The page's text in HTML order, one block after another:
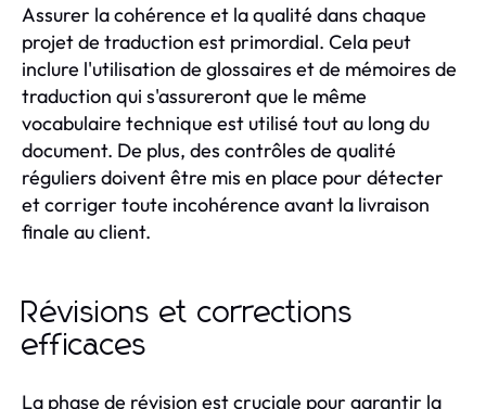
Assurer la cohérence et la qualité dans chaque
projet de traduction est primordial. Cela peut
inclure l'utilisation de glossaires et de mémoires de
traduction qui s'assureront que le même
vocabulaire technique est utilisé tout au long du
document. De plus, des contrôles de qualité
réguliers doivent être mis en place pour détecter
et corriger toute incohérence avant la livraison
finale au client.
Révisions et corrections
efficaces
La phase de révision est cruciale pour garantir la